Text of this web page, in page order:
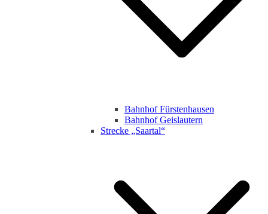
Bahnhof Fürstenhausen
Bahnhof Geislautern
Strecke „Saartal“